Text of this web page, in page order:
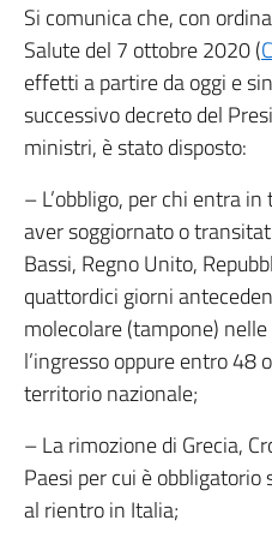
Si comunica che, con
Salute del 7 ottobre 2020 (
effetti a partire da oggi e
successivo decreto del
ministri, è stato disposto:
– L’obbligo, per chi entra
aver soggiornato o
Bassi, Regno Unito,
quattordici giorni
molecolare (tampone)
l’ingresso oppure entro 48
territorio nazionale;
– La rimozione di Grecia,
Paesi per cui è
al rientro in Italia;